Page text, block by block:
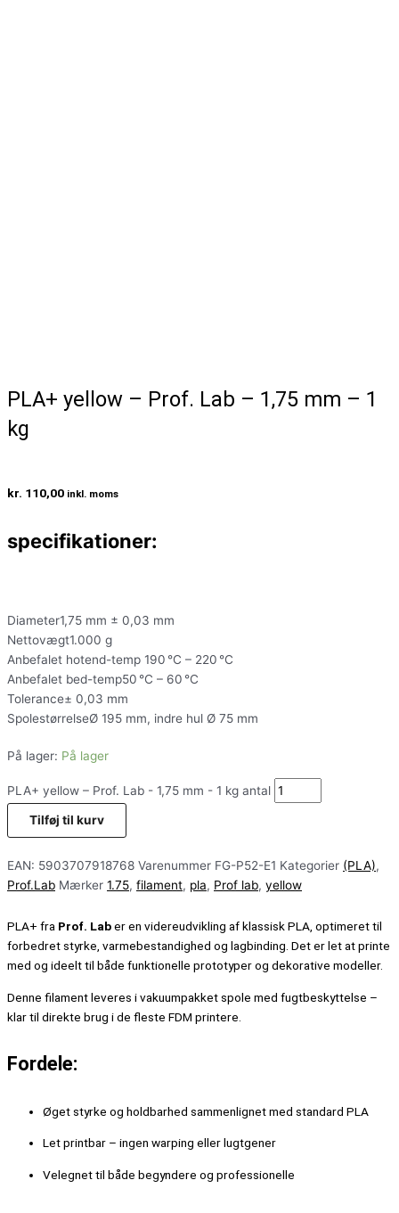
PLA+ yellow – Prof. Lab – 1,75 mm – 1
kg
kr. 110,00 inkl. moms
specifikationer:
Diameter1,75 mm ± 0,03 mm
Nettovægt1.000 g
Anbefalet hotend-temp 190 °C – 220 °C
Anbefalet bed-temp50 °C – 60 °C
Tolerance± 0,03 mm
SpolestørrelseØ 195 mm, indre hul Ø 75 mm
På lager: På lager
PLA+ yellow – Prof. Lab - 1,75 mm - 1 kg antal
Tilføj til kurv
EAN: 5903707918768 Varenummer FG-P52-E1 Kategorier (PLA),
Prof.Lab Mærker 1.75, filament, pla, Prof lab, yellow
PLA+ fra Prof. Laber en videreudvikling af klassisk PLA, optimeret til
forbedret styrke, varmebestandighed og lagbinding. Det er let at printe
med og ideelt til både funktionelle prototyper og dekorative modeller.
Denne filament leveres i vakuumpakket spole med fugtbeskyttelse –
klar til direkte brug i de fleste FDM printere.
Fordele:
Øget styrke og holdbarhed sammenlignet med standard PLA
Let printbar – ingen warping eller lugtgener
Velegnet til både begyndere og professionelle